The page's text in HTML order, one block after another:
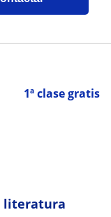
1ª clase gratis
literatura